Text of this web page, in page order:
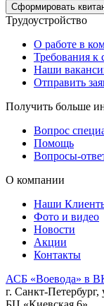
Сформировать
Трудоустройство
О работе в
Требования к
Наши
Отправить
Получить больше
Вопрос
Помощь
Вопросы-
О компании
Наши
Фото и видео
Новости
Акции
Контакты
АСБ «Воевода» в
г. Санкт-Петербург,